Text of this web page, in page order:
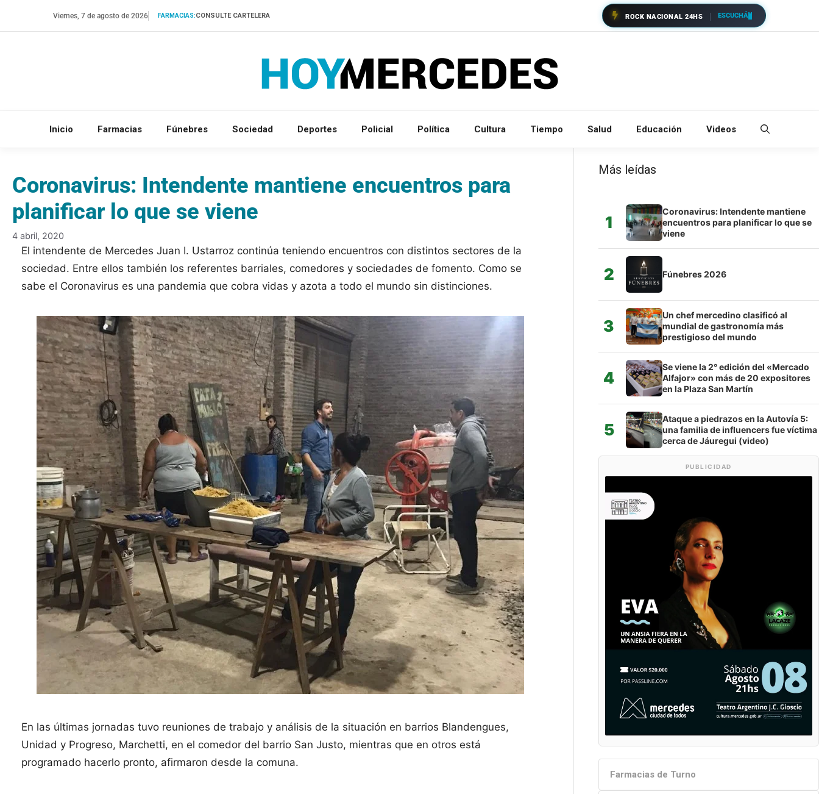
Viernes, 7 de agosto de 2026 FARMACIAS:CONSULTE CARTELERA ROCK NACIONAL 24HS ESCUCHÁ
Inicio Farmacias Fúnebres Sociedad Deportes Policial Política Cultura Tiempo Salud Educación Videos
Coronavirus: Intendente mantiene encuentros para
planificar lo que se viene
4 abril, 2020
El intendente de Mercedes Juan I. Ustarroz continúa teniendo encuentros con distintos sectores de la
sociedad. Entre ellos también los referentes barriales, comedores y sociedades de fomento. Como se
sabe el Coronavirus es una pandemia que cobra vidas y azota a todo el mundo sin distinciones.
En las últimas jornadas tuvo reuniones de trabajo y análisis de la situación en barrios Blandengues,
Unidad y Progreso, Marchetti, en el comedor del barrio San Justo, mientras que en otros está
programado hacerlo pronto, afirmaron desde la comuna.
Más leídas
1
Coronavirus: Intendente mantiene
encuentros para planificar lo que se
viene
2 Fúnebres 2026
3
Un chef mercedino clasificó al
mundial de gastronomía más
prestigioso del mundo
4
Se viene la 2° edición del «Mercado
Alfajor» con más de 20 expositores
en la Plaza San Martín
5
Ataque a piedrazos en la Autovía 5:
una familia de influencers fue víctima
cerca de Jáuregui (video)
PUBLICIDAD
Farmacias de Turno